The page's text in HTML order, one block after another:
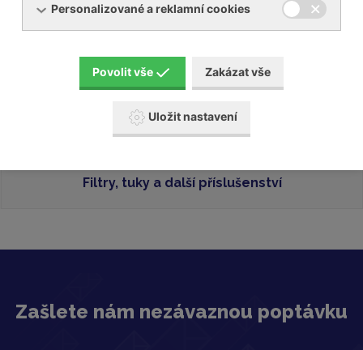
genuine-vanes-cs-4793c.pdf [PDF, 361,4 KB]
Originální lamely Becker
Protihlukové kryty Becker
Filtry, tuky a další příslušenství
Zašlete nám nezávaznou poptávku
Personalizované a reklamní cookies
Povolit vše Zakázat vše
Uložit nastavení